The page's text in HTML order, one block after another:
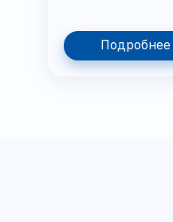
Подробнее